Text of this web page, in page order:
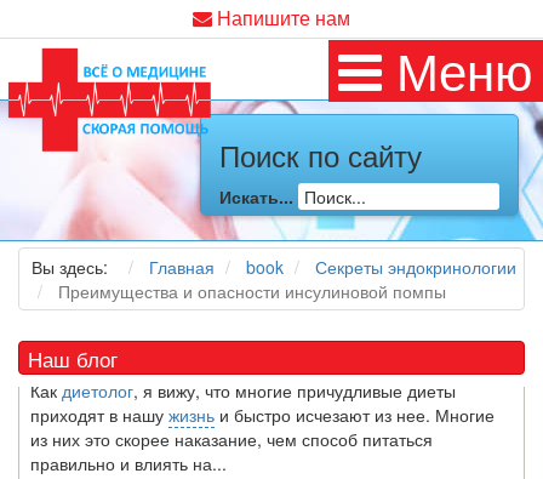
Напишите нам
Меню
Поиск по сайту
Искать...
Вы здесь: Главная book
Секреты эндокринологии
Преимущества и опасности инсулиновой помпы
Наш блог
Как я заболел во время локдауна?
Это странная ситуация: вы соблюдали все меры
предосторожности COVID-19 (вы почти все время дома),
но, тем не менее, вы каким-то образом простудились. Вы
можете задаться...
5 причин обратить внимание на средиземноморскую диету
Какдиетолог, я вижу, что многие причудливые диеты
приходят в нашужизньи быстро исчезают из нее. Многие
из них это скорее наказание, чем способ питаться
правильно и влиять на...